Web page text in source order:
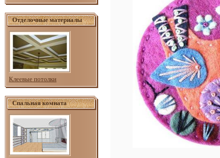
Отделочные материалы
Клеевые потолки
Спальная комната